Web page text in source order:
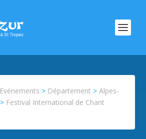
Evénements > Département >Alpes-
> Festival International de Chant